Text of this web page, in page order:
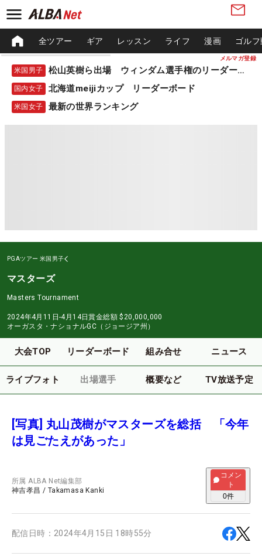
メルマガ登録
全ツアー ギア レッスン ライフ 漫画 ゴル
米国男子 松山英樹ら出場 ウィンダム選手権のリーダーボード
国内女子 北海道meijiカップ リーダーボード
米国女子 最新の世界ランキング
PGAツアー 米国男子
マスターズ
Masters Tournament
2024年4月11日-4月14日賞金総額 $20,000,000
オーガスタ・ナショナルGC（ジョージア州）
大会TOP リーダーボード 組み合せ ニュース
ライブフォト 出場選手 概要など TV放送予定
[写真] 丸山茂樹がマスターズを総括 「今年
は見ごたえがあった」
所属ALBA Net編集部
神吉孝昌 / Takamasa Kanki
コメン
ト
0件
配信日時： 2024年4月15日 18時55分